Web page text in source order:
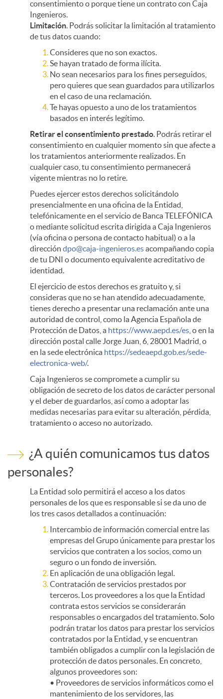
consentimiento o porque tiene un contrato con Caja
Ingenieros.
Limitación. Podrás solicitar la limitación al tratamiento
de tus datos cuando:
Consideres que no son exactos.
Se hayan tratado de forma ilícita.
No sean necesarios para los fines perseguidos,
pero quieres que sean guardados para utilizarlos
en el caso de una reclamación.
Te hayas opuesto a uno de los tratamientos
basados en interés legítimo.
Retirar el consentimiento prestado. Podrás retirar el
consentimiento en cualquier momento sin que afecte a
los tratamientos anteriormente realizados. En
cualquier caso, tu consentimiento permanecerá
vigente mientras no lo retire.
Puedes ejercer estos derechos solicitándolo
presencialmente en una oficina de la Entidad,
telefónicamente en el servicio de Banca TELEFÓNICA
o mediante solicitud escrita dirigida a Caja Ingenieros
(vía oficina o persona de contacto habitual) o a la
dirección dpo@caja-ingenieros.esacompañando copia
de tu DNI o documento equivalente acreditativo de
identidad.
El ejercicio de estos derechos es gratuito y, si
consideras que no se han atendido adecuadamente,
tienes derecho a presentar una reclamación ante una
autoridad de control, como la Agencia Española de
Protección de Datos, a https://www.aepd.es/es , o en la
dirección postal calle Jorge Juan, 6, 28001 Madrid, o
en la sede electrónica https://sedeaepd.gob.es/sede-
electronica-web/.
Caja Ingenieros se compromete a cumplir su
obligación de secreto de los datos de carácter personal
y el deber de guardarlos, así como a adoptar las
medidas necesarias para evitar su alteración, pérdida,
tratamiento o acceso no autorizado.
¿A quién comunicamos tus datos
personales?
La Entidad solo permitirá el acceso a los datos
personales de los que es responsable si se da uno de
los tres casos detallados a continuación:
Intercambio de información comercial entre las
empresas del Grupo únicamente para prestar los
servicios que contraten a los socios, como un
seguro o un fondo de inversión.
En aplicación de una obligación legal.
Contratación de servicios prestados por
terceros. Los proveedores a los que la Entidad
contrata estos servicios se considerarán
responsables o encargados del tratamiento. Solo
podrán tratar los datos para prestar los servicios
contratados por la Entidad, y se encuentran
también obligados a cumplir con la legislación de
protección de datos personales. En concreto,
algunos proveedores son:
• Proveedores de servicios informáticos como el
mantenimiento de los servidores, las